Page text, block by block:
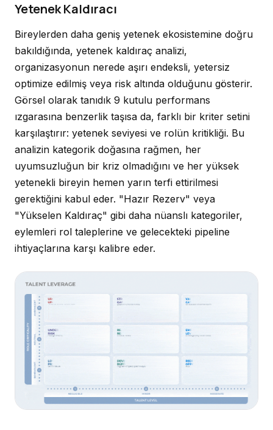
Yetenek Kaldıracı
Bireylerden daha geniş yetenek ekosistemine doğru
bakıldığında, yetenek kaldıraç analizi,
organizasyonun nerede aşırı endeksli, yetersiz
optimize edilmiş veya risk altında olduğunu gösterir.
Görsel olarak tanıdık 9 kutulu performans
ızgarasına benzerlik taşısa da, farklı bir kriter setini
karşılaştırır: yetenek seviyesi ve rolün kritikliği. Bu
analizin kategorik doğasına rağmen, her
uyumsuzluğun bir kriz olmadığını ve her yüksek
yetenekli bireyin hemen yarın terfi ettirilmesi
gerektiğini kabul eder. "Hazır Rezerv" veya
"Yükselen Kaldıraç" gibi daha nüanslı kategoriler,
eylemleri rol taleplerine ve gelecekteki pipeline
ihtiyaçlarına karşı kalibre eder.